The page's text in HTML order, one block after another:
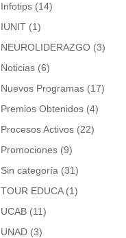
Infotips (14)
IUNIT (1)
NEUROLIDERAZGO (3)
Noticias (6)
Nuevos Programas (17)
Premios Obtenidos (4)
Procesos Activos (22)
Promociones (9)
Sin categoría (31)
TOUR EDUCA(1)
UCAB (11)
UNAD (3)